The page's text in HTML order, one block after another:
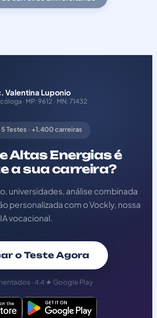
Valentina Luponio
· MP: 9612 · MN: 71432
5 Testes · +1.400 carreiras
Altas Energias é
a sua carreira?
universidades, análise combinada
personalizada com o Vockly, nossa
IA vocacional.
o Teste Agora
· 4.4 ★ Google Play